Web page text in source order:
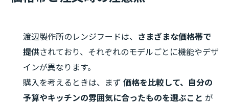
渡辺製作所のレンジフードは、
さまざまな価格帯で
提供されており、それぞれのモデルごとに機能やデザ
インが異なります。
購入を考えるときは、まず 価格を比較して、自分の
予算やキッチンの雰囲気に合ったものを選ぶこと が